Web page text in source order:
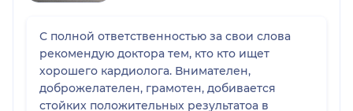
С полной ответственностью за свои слова
рекомендую доктора тем, кто кто ищет
хорошего кардиолога. Внимателен,
доброжелателен, грамотен, добивается
стойких положительных результатоа в